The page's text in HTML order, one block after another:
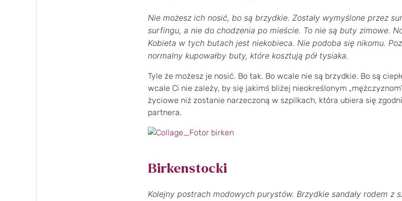
Nie możesz ich nosić, bo są brzydkie. Zostały wymyślone przez
surfingu, a nie do chodzenia po mieście. To nie są buty zimowe.
Kobieta w tych butach jest niekobieca. Nie podoba się nikomu.
normalny kupowałby buty, które kosztują pół tysiaka.
Tyle że możesz je nosić. Bo tak. Bo wcale nie są brzydkie. Bo są
wcale Ci nie zależy, by się jakimś bliżej nieokreślonym
życiowe niż zostanie narzeczoną w szpilkach, która ubiera się
partnera.
Birkenstocki
Kolejny postrach modowych purystów. Brzydkie sandały rodem z